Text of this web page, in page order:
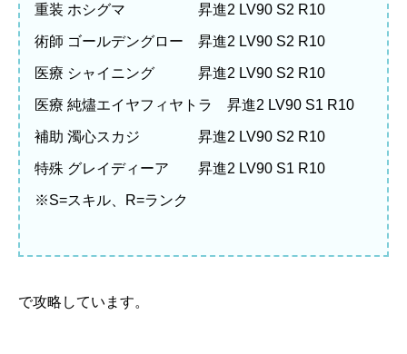
重装 ホシグマ 昇進2 LV90 S2 R10
術師 ゴールデングロー 昇進2 LV90 S2 R10
医療 シャイニング 昇進2 LV90 S2 R10
医療 純燼エイヤフィヤトラ 昇進2 LV90 S1 R10
補助 濁心スカジ 昇進2 LV90 S2 R10
特殊 グレイディーア 昇進2 LV90 S1 R10
※S=スキル、R=ランク
で攻略しています。